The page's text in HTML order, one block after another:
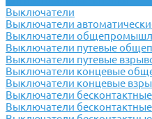
Выключатели
Выключатели
Выключатели
Выключатели путевые
Выключатели путевые
Выключатели концевые
Выключатели концевые
Выключатели
Выключатели